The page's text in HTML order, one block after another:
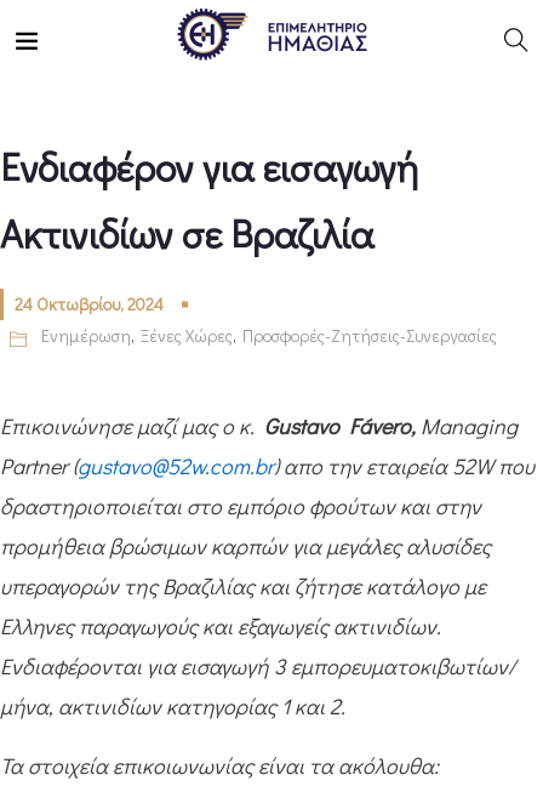
Ενδιαφέρον για εισαγωγή
Ακτινιδίων σε Βραζιλία
24 Οκτωβρίου, 2024
Ενημέρωση, Ξένες Χώρες, Προσφορές-Ζητήσεις-Συνεργασίες
Επικοινώνησε μαζί μας ο κ. GustavoFávero, Managing
Partner (gustavo@52w.com.br) απο την εταιρεία 52W που
δραστηριοποιείται στο εμπόριο φρούτων και στην
προμήθεια βρώσιμων καρπών για μεγάλες αλυσίδες
υπεραγορών της Βραζιλίας και ζήτησε κατάλογο με
Ελληνες παραγωγούς και εξαγωγείς ακτινιδίων.
Ενδιαφέρονται για εισαγωγή 3 εμπορευματοκιβωτίων/
μήνα, ακτινιδίων κατηγορίας 1 και 2.
Τα στοιχεία επικοιωνωνίας είναι τα ακόλουθα: